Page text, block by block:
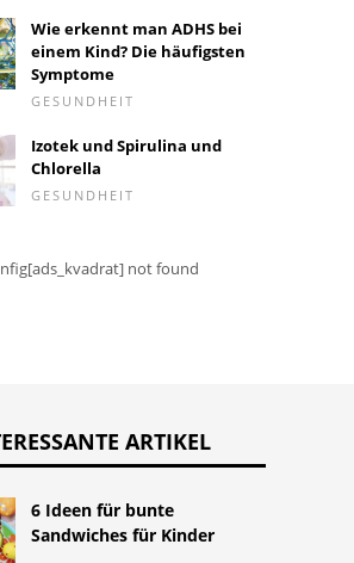
Wie erkennt man ADHS bei
einem Kind? Die häufigsten
Symptome
GESUNDHEIT
Izotek und Spirulina und
Chlorella
GESUNDHEIT
not found
ARTIKEL
6 Ideen für bunte
Sandwiches für Kinder